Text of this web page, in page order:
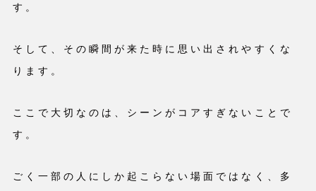
す。
そして、その瞬間が来た時に思い出されやすくな
ります。
ここで大切なのは、シーンがコアすぎないことで
す。
ごく一部の人にしか起こらない場面ではなく、多